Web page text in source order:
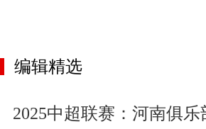
编辑精选
2025中超联赛：河南俱乐